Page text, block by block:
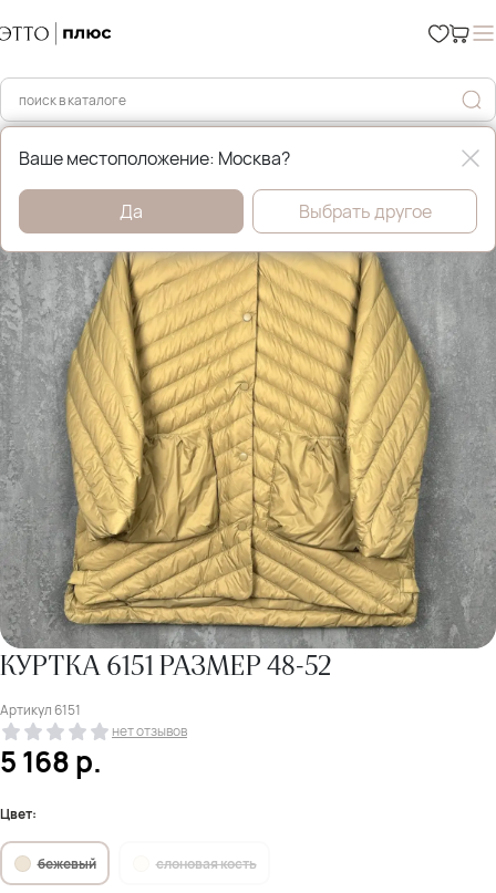
Главная Демисезонные куртки
КУРТКА 6151 РАЗМЕР 48-52
Артикул 6151
нет отзывов
5 168р.
Цвет:
бежевый слоновая кость
Ваше местоположение: Москва?
Да Выбрать другое